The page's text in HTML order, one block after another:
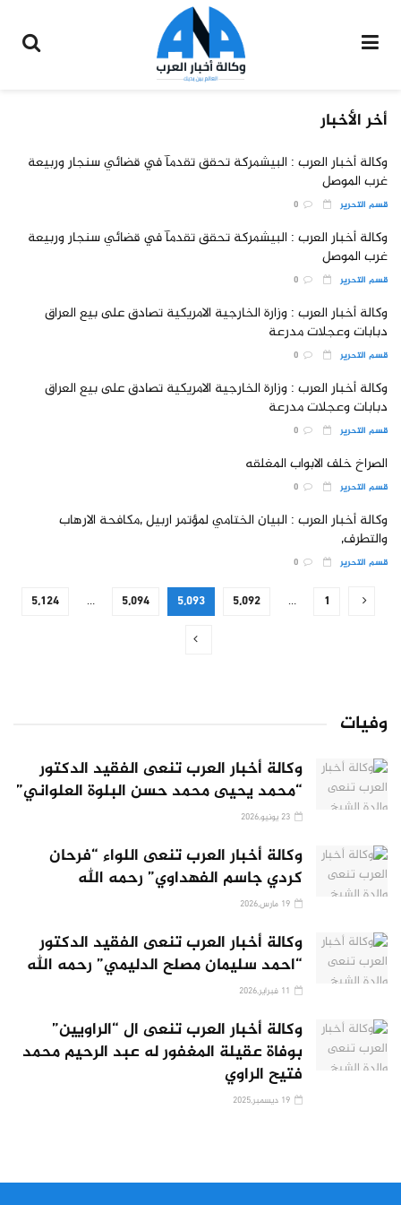
أخر الأخبار
وكالة أخبار العرب : البيشمركة تحقق تقدمآ في قضائي سنجار وربيعة
غرب الموصل
قسم التحرير
وكالة أخبار العرب : البيشمركة تحقق تقدمآ في قضائي سنجار وربيعة
غرب الموصل
قسم التحرير
وكالة أخبار العرب : وزارة الخارجية الامريكية تصادق على بيع العراق
دبابات وعجلات مدرعة
قسم التحرير
وكالة أخبار العرب : وزارة الخارجية الامريكية تصادق على بيع العراق
دبابات وعجلات مدرعة
قسم التحرير
الصراخ خلف الابواب المغلقه
قسم التحرير
وكالة أخبار العرب : البيان الختامي لمؤتمر اربيل ,مكافحة الارهاب
والتطرف,
قسم التحرير
1
… 5٬092 5٬093 5٬094 … 5٬124
وفيات
وكالة أخبار العرب تنعى الفقيد الدكتور
“محمد يحيى محمد حسن البلوة العلواني”
وكالة أخبار العرب تنعى اللواء “فرحان
كردي جاسم الفهداوي” رحمه الله
وكالة أخبار العرب تنعى الفقيد الدكتور
“احمد سليمان مصلح الدليمي” رحمه الله
وكالة أخبار العرب تنعى ال “الراويين”
بوفاة عقيلة المغفور له عبد الرحيم محمد
فتيح الراوي